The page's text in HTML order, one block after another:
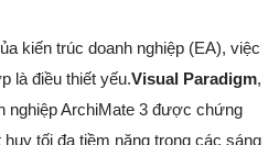
kiến trúc doanh nghiệp (EA), việc
là điều thiết yếu.Visual Paradigm,
nghiệp ArchiMate 3 được chứng
tối đa tiềm năng trong các sáng